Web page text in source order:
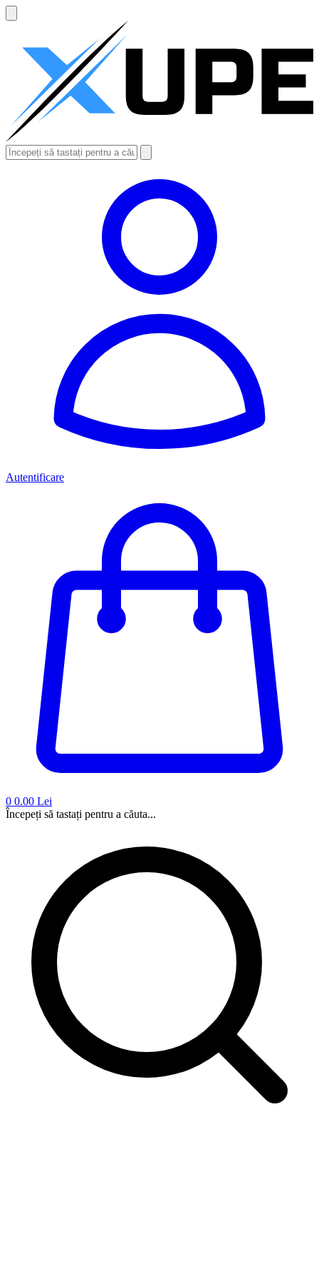
Autentificare
0 0.00 Lei
Începeți să tastați pentru a căuta...